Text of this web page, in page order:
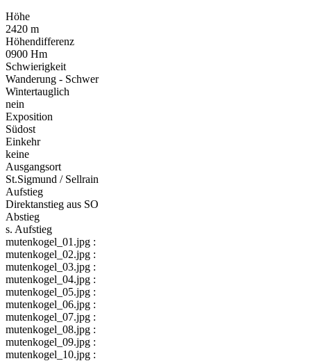
Höhe
2420 m
Höhendifferenz
0900 Hm
Schwierigkeit
Wanderung - Schwer
Wintertauglich
nein
Exposition
Südost
Einkehr
keine
Ausgangsort
St.Sigmund / Sellrain
Aufstieg
Direktanstieg aus SO
Abstieg
s. Aufstieg
mutenkogel_01.jpg :
mutenkogel_02.jpg :
mutenkogel_03.jpg :
mutenkogel_04.jpg :
mutenkogel_05.jpg :
mutenkogel_06.jpg :
mutenkogel_07.jpg :
mutenkogel_08.jpg :
mutenkogel_09.jpg :
mutenkogel_10.jpg :